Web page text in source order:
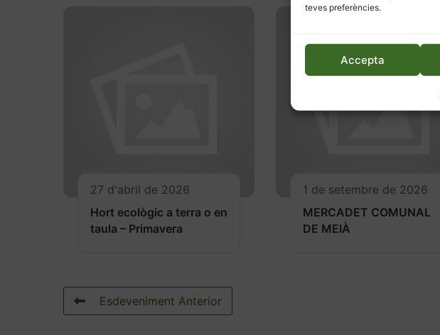
teves preferències.
Accepta
27 d'abril de 2026
Hort ecològic a terra o en
taula – Primavera
1 de setembre de 2026
MERCADET COMUNAL
DE MEIÀ
Esdeveniment Anterior